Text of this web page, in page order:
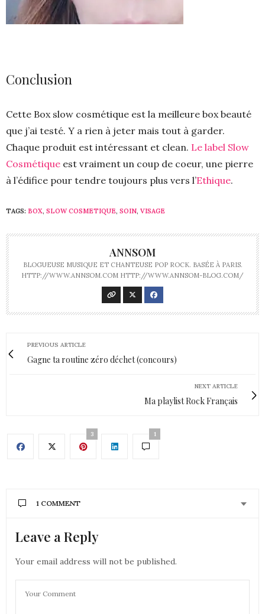
Conclusion
Cette Box slow cosmétique est la meilleure box beauté
que j’ai testé. Y a rien à jeter mais tout à garder.
Chaque produit est intéressant et clean. Le label Slow
Cosmétique est vraiment un coup de coeur, une pierre
à l’édifice pour tendre toujours plus vers l’Ethique.
TAGS: BOX, SLOW COSMETIQUE, SOIN, VISAGE
ANNSOM
BLOGUEUSE MUSIQUE ET CHANTEUSE POP ROCK. BASÉE À PARIS.
HTTP://WWW.ANNSOM.COM HTTP://WWW.ANNSOM-BLOG.COM/
PREVIOUS ARTICLE
Gagne ta routine zéro déchet (concours)
NEXT ARTICLE
Ma playlist Rock Français
3 1
1 COMMENT
AURÉLIE - MOUNETTE
Ah oui le mascara a l’air top, comme toi, je suis très
effet faux cils mais pas de paquet alors j’adore!
merci pour l’info, je vais voir si je peux le trouver
bises
Leave a Reply
Your email address will not be published.